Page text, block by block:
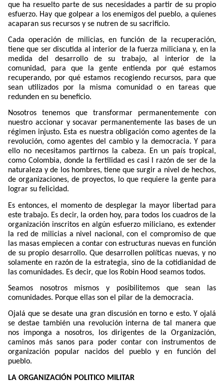
que ha resuelto parte de sus necesidades a partir de su propio
esfuerzo. Hay que golpear a los enemigos del pueblo, a quienes
acaparan sus recursos y se nutren de su sacrificio.
Cada operación de milicias, en función de la recuperación,
tiene que ser discutida al interior de la fuerza miliciana y, en la
medida del desarrollo de su trabajo, al interior de la
comunidad, para que la gente entienda por qué estamos
recuperando, por qué estamos recogiendo recursos, para que
sean utilizados por la misma comunidad o en tareas que
redunden en su beneficio.
Nosotros tenemos que transformar permanentemente con
nuestro accionar y socavar permanentemente las bases de un
régimen injusto. Esta es nuestra obligación como agentes de la
revolución, como agentes del cambio y la democracia. Y para
ello no necesitamos partirnos la cabeza. En un país tropical,
como Colombia, donde la fertilidad es casi l razón de ser de la
naturaleza y de los hombres, tiene que surgir a nivel de hechos,
de organizaciones, de proyectos, lo que requiere la gente para
lograr su felicidad.
Es entonces, el momento de desplegar la mayor libertad para
este trabajo. Es decir, la orden hoy, para todos los cuadros de la
organización inscritos en algún esfuerzo miliciano, es extender
la red de milicias a nivel nacional, con el compromiso de que
las masas empiecen a contar con estructuras nuevas en función
de su propio desarrollo. Que desarrollen políticas nuevas, y no
solamente en razón de la estrategia, sino de la cotidianidad de
las comunidades. Es decir, que los Robin Hood seamos todos.
Seamos nosotros mismos y posibilitemos que sean las
comunidades. Porque ellas son el pilar de la democracia.
Ojalá que se desate una gran discusión en torno e esto. Y ojalá
se destae también una revolución interna de tal manera que
nos imponga a nosotros, los dirigentes de la Organización,
caminos más sanos para poder contar con instrumentos de
organización popular nacidos del pueblo y en función del
pueblo.
LA ORGANIZACIÓN POLITICO MILITAR